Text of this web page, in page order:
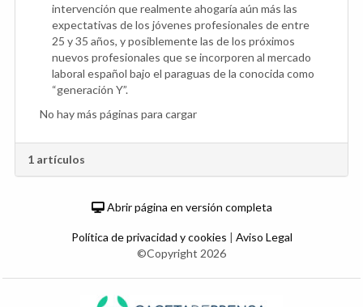
intervención que realmente ahogaría aún más las
expectativas de los jóvenes profesionales de entre
25 y 35 años, y posiblemente las de los próximos
nuevos profesionales que se incorporen al mercado
laboral español bajo el paraguas de la conocida como
“generación Y”.
No hay más páginas para cargar
1 artículos
Abrir página en versión completa
Política de privacidad y cookies | Aviso Legal
©Copyright 2026